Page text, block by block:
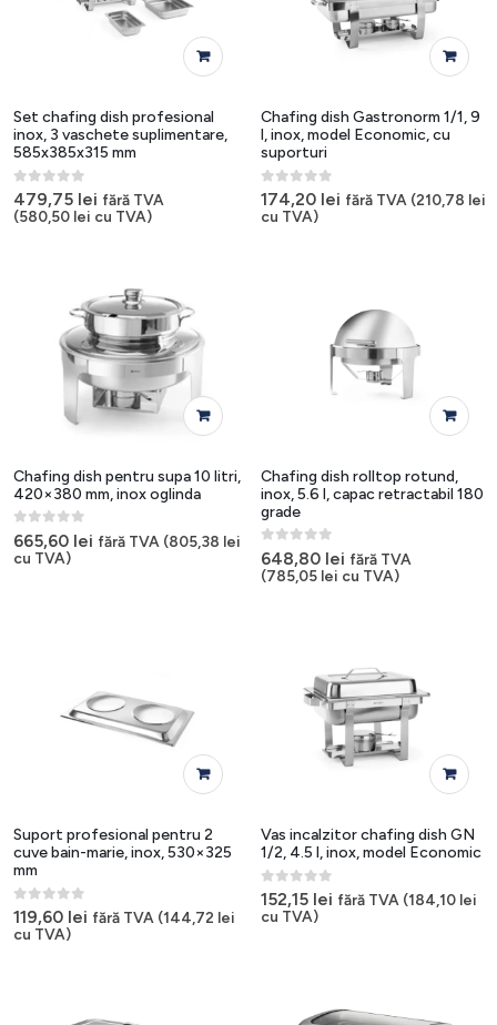
Set chafing dish profesional
inox, 3 vaschete suplimentare,
585x385x315 mm
0out of 5
479,75 lei fără TVA
(580,50 lei cu TVA)
Chafing dish Gastronorm 1/1, 9
l, inox, model Economic, cu
suporturi
0out of 5
174,20 lei fără TVA (210,78 lei
cu TVA)
Chafing dish pentru supa 10 litri,
420×380 mm, inox oglinda
0out of 5
665,60 lei fără TVA (805,38 lei
cu TVA)
Chafing dish rolltop rotund,
inox, 5.6 l, capac retractabil 180
grade
0out of 5
648,80 lei fără TVA
(785,05 lei cu TVA)
Suport profesional pentru 2
cuve bain-marie, inox, 530×325
mm
0out of 5
119,60 lei fără TVA (144,72 lei
cu TVA)
Vas incalzitor chafing dish GN
1/2, 4.5 l, inox, model Economic
0 out of 5
152,15 lei fără TVA (184,10 lei
cu TVA)